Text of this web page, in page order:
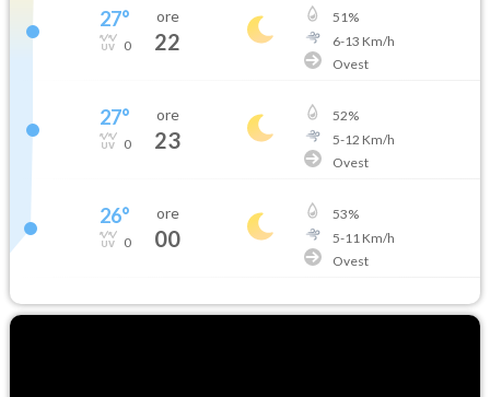
27°
0
ore
22
51%
6-13 Km/h
Ovest
27°
0
ore
23
52%
5-12 Km/h
Ovest
26°
0
ore
00
53%
5-11 Km/h
Ovest